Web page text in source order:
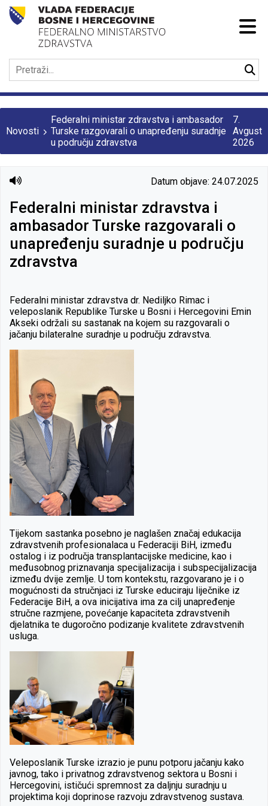
Novosti
Federalni ministar zdravstva i ambasador
Turske razgovarali o unapređenju suradnje
u području zdravstva
7.
Avgust
2026
Datum objave: 24.07.2025
Federalni ministar zdravstva i
ambasador Turske razgovarali o
unapređenju suradnje u području
zdravstva
Federalni ministar zdravstva dr. Nediljko Rimac i
veleposlanik Republike Turske u Bosni i Hercegovini Emin
Akseki održali su sastanak na kojem su razgovarali o
jačanju bilateralne suradnje u području zdravstva.
Tijekom sastanka posebno je naglašen značaj edukacija
zdravstvenih profesionalaca u Federaciji BiH, između
ostalog i iz područja transplantacijske medicine, kao i
međusobnog priznavanja specijalizacija i subspecijalizacija
između dvije zemlje. U tom kontekstu, razgovarano je i o
mogućnosti da stručnjaci iz Turske educiraju liječnike iz
Federacije BiH, a ova inicijativa ima za cilj unapređenje
stručne razmjene, povećanje kapaciteta zdravstvenih
djelatnika te dugoročno podizanje kvalitete zdravstvenih
usluga.
Veleposlanik Turske izrazio je punu potporu jačanju kako
javnog, tako i privatnog zdravstvenog sektora u Bosni i
Hercegovini, ističući spremnost za daljnju suradnju u
projektima koji doprinose razvoju zdravstvenog sustava.